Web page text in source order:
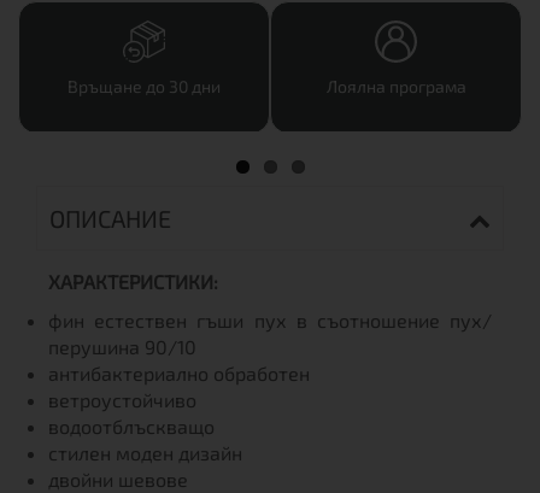
Връщане до 30 дни Лоялна програма
ОПИСАНИЕ
ХАРАКТЕРИСТИКИ:
фин естествен гъши пух в съотношение пух/
перушина 90/10
антибактериално обработен
ветроустойчиво
водоотблъскващо
стилен моден дизайн
двойни шевове